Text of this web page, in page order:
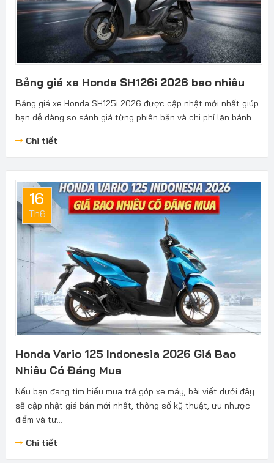
Bảng giá xe Honda SH126i 2026 bao nhiêu
Bảng giá xe Honda SH125i 2026 được cập nhật mới nhất giúp
bạn dễ dàng so sánh giá từng phiên bản và chi phí lăn bánh.
Chi tiết
16
Th6
Honda Vario 125 Indonesia 2026 Giá Bao
Nhiêu Có Đáng Mua
Nếu bạn đang tìm hiểu mua trả góp xe máy, bài viết dưới đây
sẽ cập nhật giá bán mới nhất, thông số kỹ thuật, ưu nhược
điểm và tư...
Chi tiết